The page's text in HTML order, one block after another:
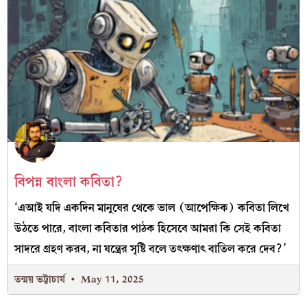
বিপন্ন বাংলা কবিতা?
‘এআই যদি একদিন মানুষের থেকে ভাল (আপেক্ষিক) কবিতা লিখে
উঠতে পারে, বাংলা কবিতার পাঠক হিসেবে আমরা কি সেই কবিতা
সাদরে গ্রহণ করব, না যন্ত্রের সৃষ্টি বলে তৎক্ষণাৎ বাতিল করে দেব?’
তন্ময় ভট্টাচার্য May 11, 2025